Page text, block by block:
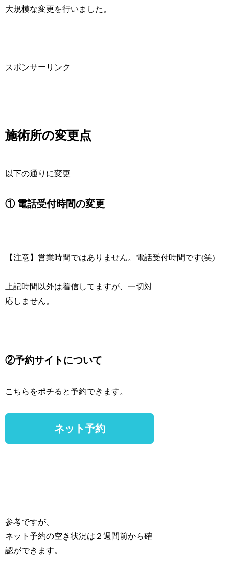
大規模な変更を行いました。
スポンサーリンク
施術所の変更点
以下の通りに変更
① 電話受付時間の変更
【注意】営業時間ではありません。電話受付時間です(笑)
上記時間以外は着信してますが、一切対
応しません。
②予約サイトについて
こちらをポチると予約できます。
参考ですが、
ネット予約の空き状況は２週間前から確
認ができます。